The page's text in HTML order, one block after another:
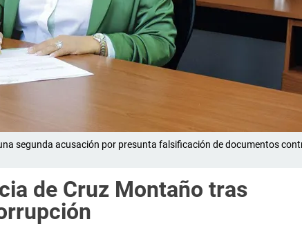
segunda acusación por presunta falsificación de documentos
de Cruz Montaño tras